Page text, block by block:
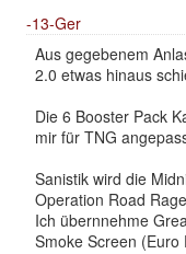
-13-Ger
Aus gegebenem
2.0 etwas hinaus
Die 6 Booster Pack
mir für TNG
Sanistik wird die
Operation Road
Ich übernnehme
Smoke Screen (Euro